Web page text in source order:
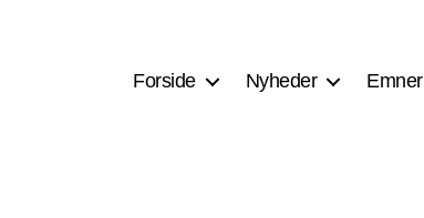
Forside Nyheder Emner